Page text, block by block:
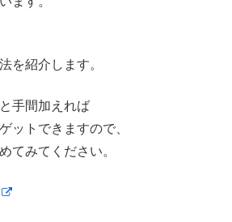
を紹介します。
手間加えれば
ットできますので、
てみてください。